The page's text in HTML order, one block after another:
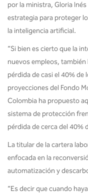
por la ministra, Gloria
estrategia para proteger
la inteligencia artificial.
“Si bien es cierto que la
nuevos empleos, también
pérdida de casi el 40%
proyecciones del Fondo
Colombia ha propuesto
sistema de protección
pérdida de cerca del 40%
La titular de la cartera
enfocada en la
automatización y
“Es decir que cuando